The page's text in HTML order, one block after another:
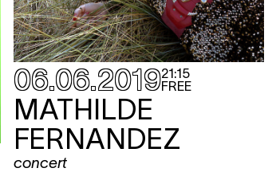
06.06.201921:15
FREE
MATHILDE
FERNANDEZ
concert